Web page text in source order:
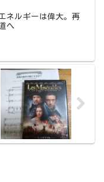
ネルギーは偉大。再
へ